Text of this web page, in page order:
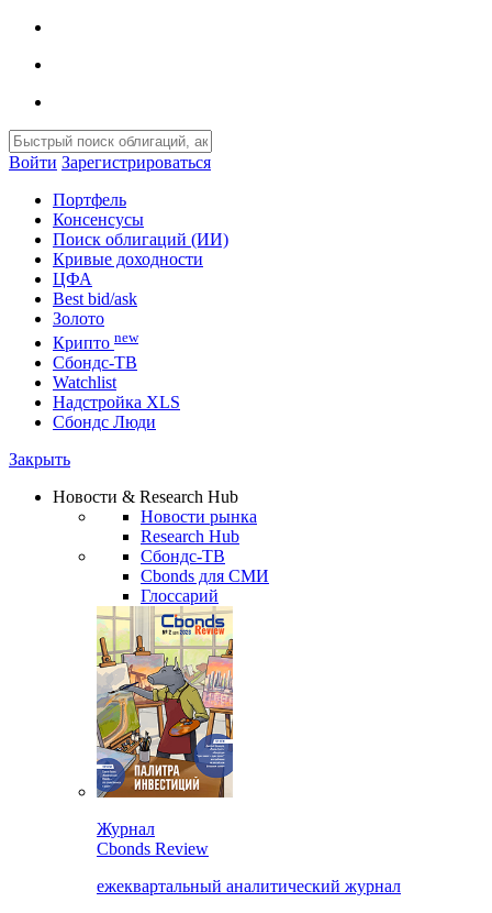
Войти Зарегистрироваться
Портфель
Консенсусы
Поиск облигаций (ИИ)
Кривые доходности
ЦФА
Best bid/ask
Золото
Крипто new
Сбондс-ТВ
Watchlist
Надстройка XLS
Сбондс Люди
Закрыть
Новости & Research Hub
Новости рынка
Research Hub
Сбондс-ТВ
Cbonds для СМИ
Глоссарий
Журнал
Cbonds Review
ежеквартальный аналитический журнал